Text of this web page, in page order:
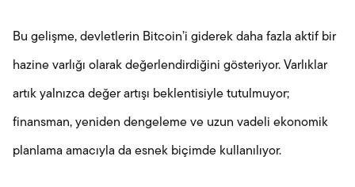
Bu gelişme, devletlerin Bitcoin’i giderek daha fazla aktif bir
hazine varlığı olarak değerlendirdiğini gösteriyor. Varlıklar
artık yalnızca değer artışı beklentisiyle tutulmuyor;
finansman, yeniden dengeleme ve uzun vadeli ekonomik
planlama amacıyla da esnek biçimde kullanılıyor.